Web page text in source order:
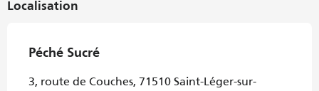
Localisation
Péché Sucré
3, route de Couches, 71510 Saint-Léger-sur-